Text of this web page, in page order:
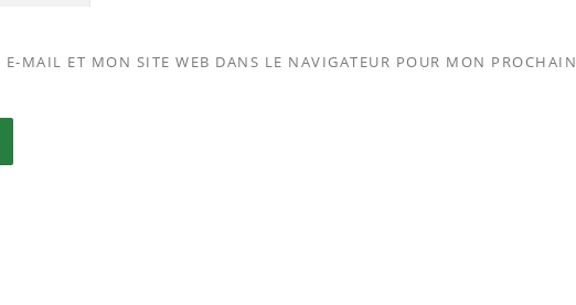
MAIL ET MON SITE WEB DANS LE NAVIGATEUR POUR MON PROCHAIN